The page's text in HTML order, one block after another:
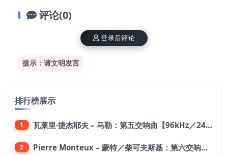
评论(0)
提示：请文明发言
登录后评论
排行榜展示
1 瓦莱里·捷杰耶夫 – 马勒：第五交响曲【96kHz／24bit】
2 Pierre Monteux – 蒙特／柴可夫斯基：第六交响曲【176.4kHz／24bit】